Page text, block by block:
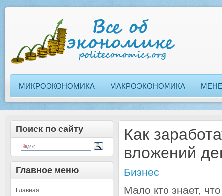
МИКРОЭКОНОМИКА МАКРОЭКОНОМИКА
Поиск по сайту
Главное меню
Главная
Как
вложений
Бизнес
Мало кто знает,